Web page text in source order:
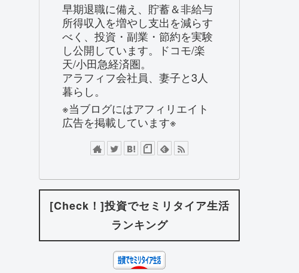
早期退職に備え、貯蓄＆非給与
所得収入を増やし支出を減らす
べく、投資・副業・節約を実験
し公開しています。ドコモ/楽
天/小田急経済圏。
アラフィフ会社員、妻子と3人
暮らし。
※当ブログにはアフィリエイト
広告を掲載しています※
[Check！]投資でセミリタイア生活
ランキング